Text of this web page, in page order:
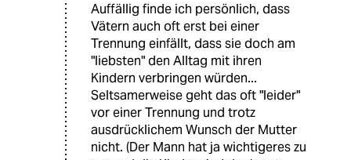
Auffällig finde ich persönlich, dass
Vätern auch oft erst bei einer
Trennung einfällt, dass sie doch am
"liebsten" den Alltag mit ihren
Kindern verbringen würden...
Seltsamerweise geht das oft "leider"
vor einer Trennung und trotz
ausdrücklichem Wunsch der Mutter
nicht. (Der Mann hat ja wichtigeres zu